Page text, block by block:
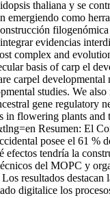
thaliana y se
emergiendo como
evidencias
complex and
basis of carp el
carpel
studies. We
gene
in flowering plants
Resumen: El
posee el 61
efectos tendría la
del MOPC y
Los resultados
digitalice los